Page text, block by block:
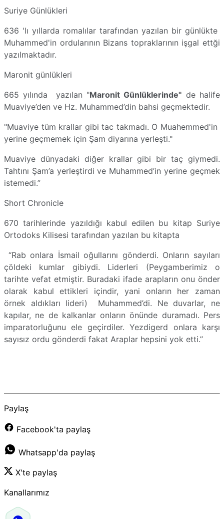
Suriye Günlükleri
636 'lı yıllarda romalılar tarafından yazılan bir günlükte
Muhammed'in ordularının Bizans topraklarının işgal ettği
yazılmaktadır.
Maronit günlükleri
665 yılında yazılan "Maronit Günlüklerinde" de halife
Muaviye’den ve Hz. Muhammed’din bahsi geçmektedir.
"Muaviye tüm krallar gibi tac takmadı. O Muahemmed'in
yerine geçmemek için Şam diyarına yerleşti."
Muaviye dünyadaki diğer krallar gibi bir taç giymedi.
Tahtını Şam’a yerleştirdi ve Muhammed’in yerine geçmek
istemedi.”
Short Chronicle
670 tarihlerinde yazıldığı kabul edilen bu kitap Suriye
Ortodoks Kilisesi tarafından yazılan bu kitapta
“Rab onlara İsmail oğullarını gönderdi. Onların sayıları
çöldeki kumlar gibiydi. Liderleri (Peygamberimiz o
tarihte vefat etmiştir. Buradaki ifade arapların onu önder
olarak kabul ettikleri içindir, yani onların her zaman
örnek aldıkları lideri) Muhammed’di. Ne duvarlar, ne
kapılar, ne de kalkanlar onların önünde duramadı. Pers
imparatorluğunu ele geçirdiler. Yezdigerd onlara karşı
sayısız ordu gönderdi fakat Araplar hepsini yok etti.”
Paylaş
Facebook'ta paylaş
Whatsapp'da paylaş
X'te paylaş
Kanallarımız